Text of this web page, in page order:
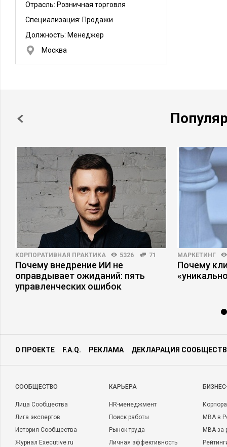
Отрасль: Розничная торговля
Специализация: Продажи
Должность: Менеджер
Москва
КОРПОРАТИВНАЯ ПРАКТИКА 5326 71
Почему внедрение ИИ не
оправдывает ожиданий: пять
управленческих ошибок
МАРКЕТИНГ
Почему
О ПРОЕКТЕ F.A.Q. РЕКЛАМА ДЕКЛАРАЦИЯ
CООБЩЕСТВО
Лица Сообщества
Лига экспертов
История Сообщества
Журнал Executive.ru
КАРЬЕРА
HR-менеджмент
Поиск работы
Рынок труда
Личная эффективность
MBA в
MBA